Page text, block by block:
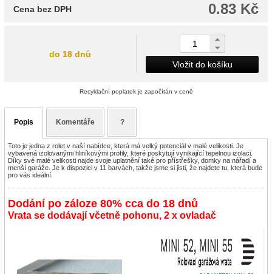
0.83 Kč
Cena bez DPH
do 18 dnů
Vložit do košíku
Recyklační poplatek je započítán v ceně
Popis Komentáře ?
Toto je jedna z rolet v naší nabídce, která má velký potenciál v malé velikosti. Je
vybavená izolovanými hliníkovými profily, které poskytují vynikající tepelnou izolaci.
Díky své malé velikosti najde svoje uplatnění také pro přístřešky, domky na nářadí a
menší garáže. Je k dispozici v 11 barvách, takže jsme si jisti, že najdete tu, která bude
pro vás ideální.
Dodání po záloze 80% cca do 18 dnů
Vrata se dodávají včetně pohonu, 2 x ovladač